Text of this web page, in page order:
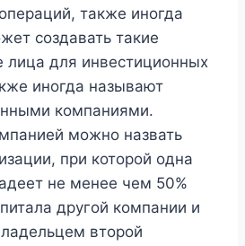
также иногда
создавать такие
лица для инвестиционных
иногда называют
компаниями.
можно назвать
при которой одна
не менее чем 50%
другой компании и
второй